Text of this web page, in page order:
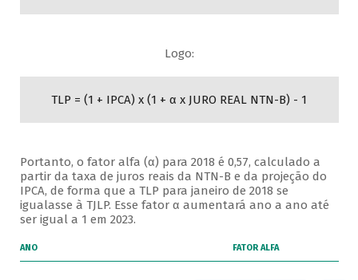
Logo:
TLP = (1 + IPCA) x (1 + α x JURO REAL NTN-B) - 1
Portanto, o fator alfa (α) para 2018 é 0,57, calculado a
partir da taxa de juros reais da NTN-B e da projeção do
IPCA, de forma que a TLP para janeiro de 2018 se
igualasse à TJLP. Esse fator α aumentará ano a ano até
ser igual a 1 em 2023.
ANO FATOR ALFA